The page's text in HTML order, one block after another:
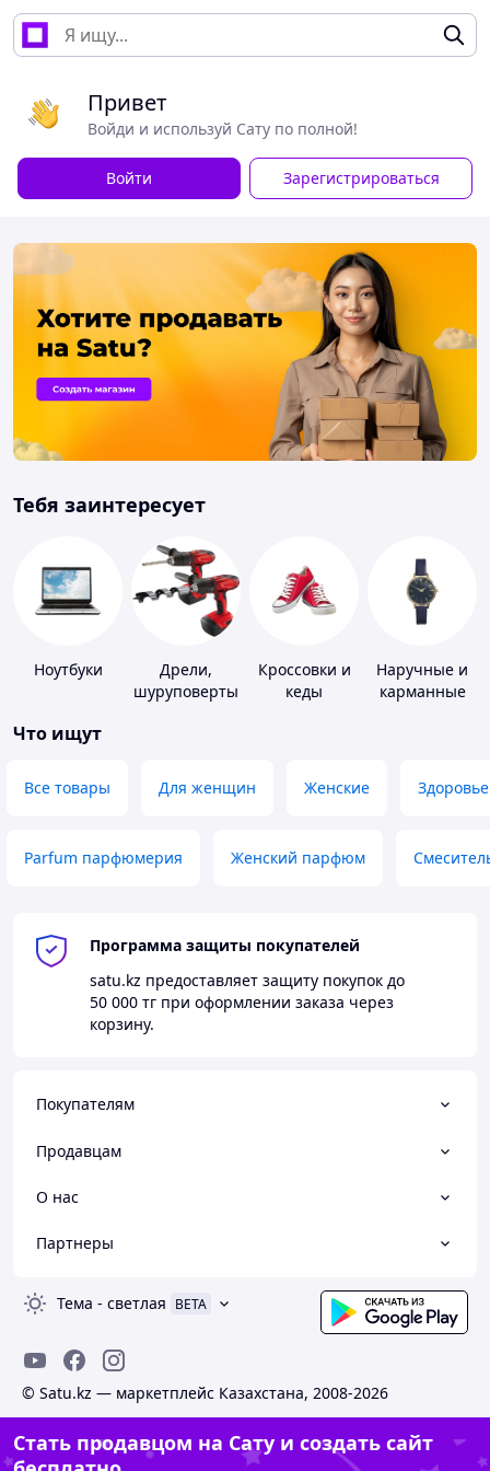
Привет
Войди и используй Сату по полной!
Войти Зарегистрироваться
Тебя заинтересует
Ноутбуки
Дрели,
шуруповерты
Кроссовки и
кеды
Наручные и
карманные
Что ищут
Все товары Для женщин Женские Здоровье
Parfum парфюмерия Женский парфюм
Программа защиты покупателей
satu.kz предоставляет защиту покупок до
50 000 тг при оформлении заказа через
корзину.
Покупателям
Продавцам
О нас
Партнеры
Тема - светлая BETA
© Satu.kz — маркетплейс Казахстана, 2008-2026
Стать продавцом на Сату и создать сайт